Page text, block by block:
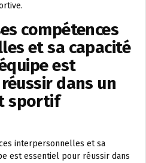
compétences
et sa capacité
est
dans un
sportif
interpersonnelles et sa
est essentiel pour réussir dans